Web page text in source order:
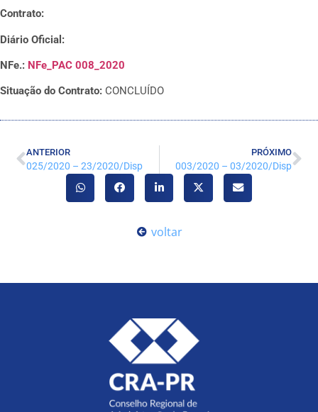
Contrato:
Diário Oficial:
NFe.: NFe_PAC 008_2020
Situação do Contrato: CONCLUÍDO
ANTERIOR
025/2020 – 23/2020/Disp
PRÓXIMO
003/2020 – 03/2020/Disp
voltar